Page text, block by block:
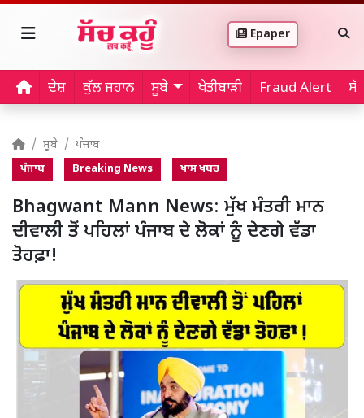
Epaper
ਦੇਸ਼ ਕੁੱਲ ਜਹਾਨ ਸੂਬੇ ਖੇਤੀਬਾੜੀ Fraud Alert
ਸੂਬੇ ਪੰਜਾਬ
ਪੰਜਾਬ Breaking News ਖਾਸ ਖਬਰ
Bhagwant Mann News: ਮੁੱਖ ਮੰਤਰੀ ਮਾਨ
ਦੀਵਾਲੀ ਤੋਂ ਪਹਿਲਾਂ ਪੰਜਾਬ ਦੇ ਲੋਕਾਂ ਨੂੰ ਦੇਣਗੇ ਵੱਡਾ
ਤੋਹਫ਼ਾ!